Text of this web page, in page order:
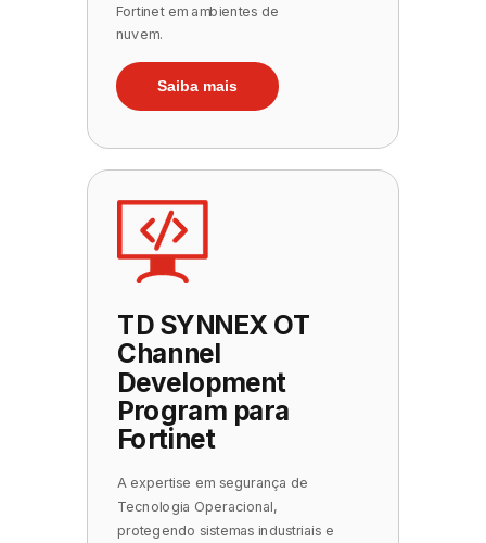
Fortinet em ambientes de
nuvem.
Saiba mais
TD SYNNEX OT
Channel
Development
Program para
Fortinet
A expertise em segurança de
Tecnologia Operacional,
protegendo sistemas industriais e